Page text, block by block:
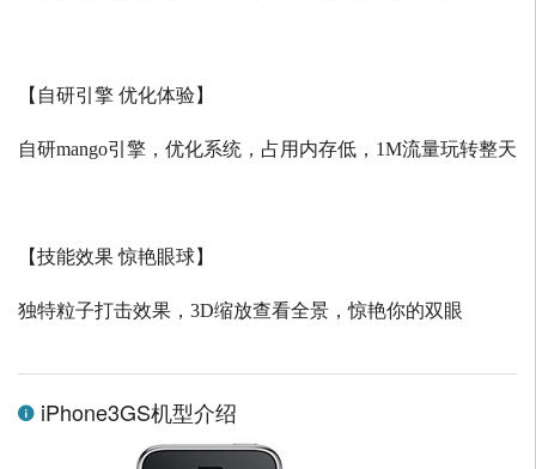
【自研引擎 优化体验】
自研mango引擎，优化系统，占用内存低， 1M流量玩转整天
【技能效果 惊艳眼球】
独特粒子打击效果， 3D缩放查看全景，惊艳你的双眼
iPhone3GS机型介绍